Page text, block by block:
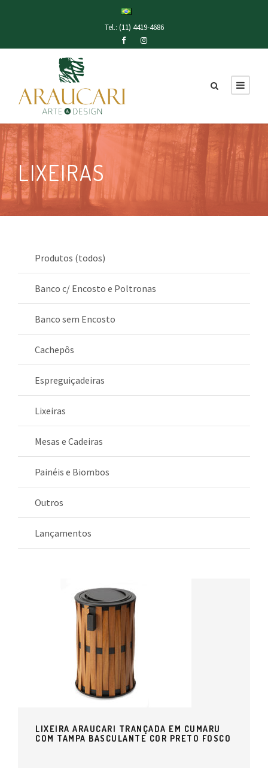
Tel.: (11) 4419-4686
LIXEIRAS
Produtos (todos)
Banco c/ Encosto e Poltronas
Banco sem Encosto
Cachepôs
Espreguiçadeiras
Lixeiras
Mesas e Cadeiras
Painéis e Biombos
Outros
Lançamentos
LIXEIRA ARAUCARI TRANÇADA EM CUMARU
COM TAMPA BASCULANTE COR PRETO FOSCO